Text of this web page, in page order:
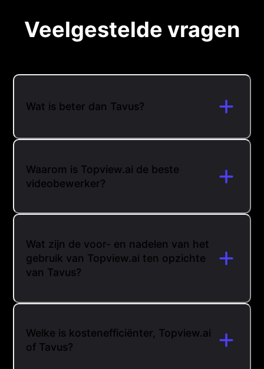
Veelgestelde vragen
Wat is beter dan Tavus?
Waarom is Topview.ai de beste
videobewerker?
Wat zijn de voor- en nadelen van het
gebruik van Topview.ai ten opzichte
van Tavus?
Welke is kostenefficiënter, Topview.ai
of Tavus?